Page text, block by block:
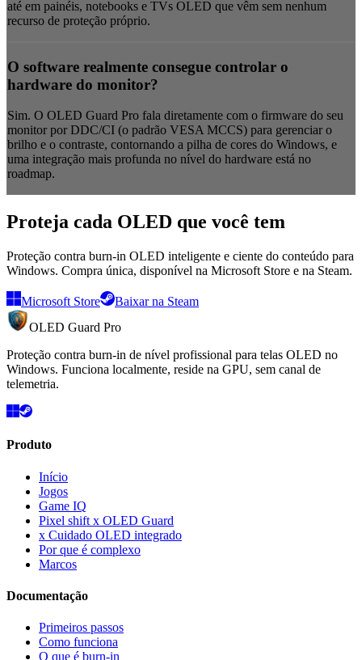
até em painéis, notebooks e TVs OLED que vêm sem nenhum
recurso de proteção próprio.
O software realmente consegue controlar o
hardware do monitor?
Sim. O OLED Guard Pro fala diretamente com o firmware do seu
monitor por DDC/CI (o padrão VESA MCCS) para gerenciar o
brilho e o contraste, contornando a pilha de cores do Windows, e
uma integração mais profunda no nível do hardware está no
roadmap.
Proteja cada OLED que você tem
Proteção contra burn-in OLED inteligente e ciente do conteúdo para
Windows. Compra única, disponível na Microsoft Store e na Steam.
Microsoft Store
Baixar na Steam
OLED Guard Pro
Proteção contra burn-in de nível profissional para telas OLED no
Windows. Funciona localmente, reside na GPU, sem canal de
telemetria.
Produto
Início
Jogos
Game IQ
Pixel shift x OLED Guard
x Cuidado OLED integrado
Por que é complexo
Marcos
Documentação
Primeiros passos
Como funciona
O que é burn-in